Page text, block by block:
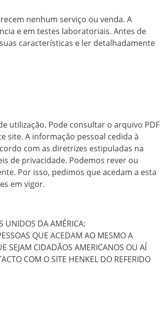
nenhum serviço ou venda. A
e em testes laboratoriais. Antes de
características e ler detalhadamente
utilização. Pode consultar o arquivo PDF
site. A informação pessoal cedida à
com as diretrizes estipuladas na
de privacidade. Podemos rever ou
Por isso, pedimos que acedam a esta
em vigor.
UNIDOS DA AMÉRICA:
QUE ACEDAM AO MESMO A
SEJAM CIDADÃOS AMERICANOS OU AÍ
COM O SITE HENKEL DO REFERIDO